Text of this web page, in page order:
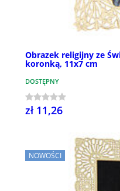
Obrazek religijny ze
koronką, 11x7 cm
DOSTĘPNY
zł 11,26
NOWOŚCI